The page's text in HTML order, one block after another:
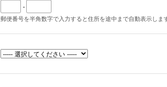
-
郵便番号を半角数字で入力すると住所を途中まで自動表示します